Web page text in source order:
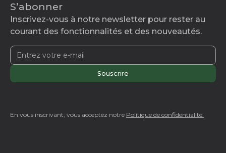
S’abonner
Inscrivez-vous à notre newsletter pour rester au
courant des fonctionnalités et des nouveautés.
En vous inscrivant, vous acceptez notre Politique de confidentialité.